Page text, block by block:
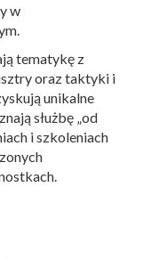
w
tematykę z
oraz taktyki i
unikalne
służbę „od
i szkoleniach